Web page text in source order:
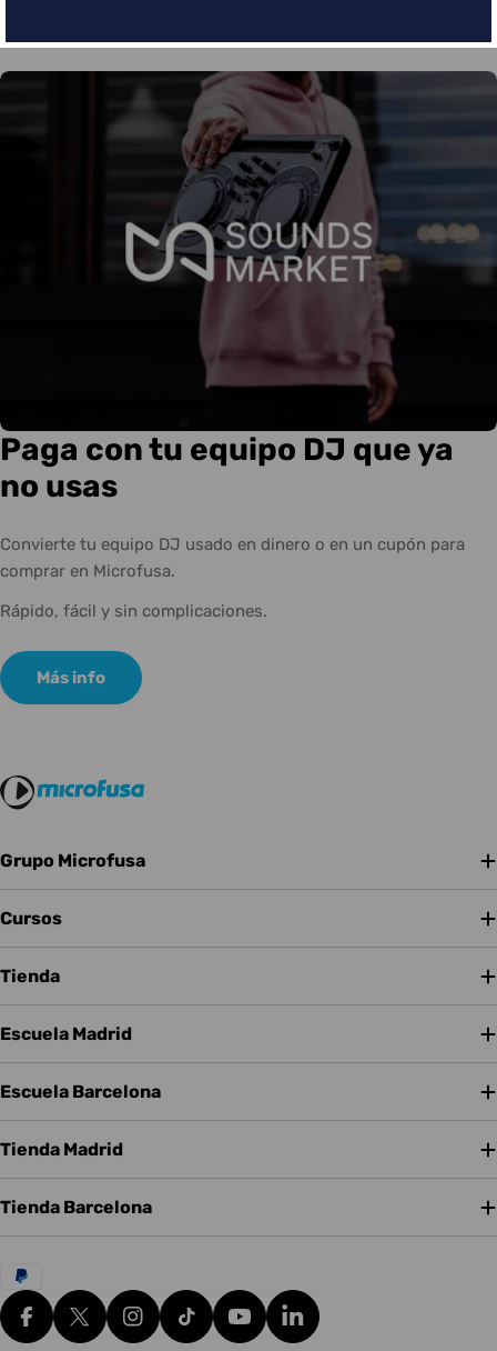
Paga con tu equipo DJ que ya
no usas
Convierte tu equipo DJ usado en dinero o en un cupón para
comprar en Microfusa.
Rápido, fácil y sin complicaciones.
Más info
Grupo Microfusa
Cursos
Tienda
Escuela Madrid
Escuela Barcelona
Tienda Madrid
Tienda Barcelona
Métodos
de
pagoFacebookX (Twitter)Instagram
tiktok YouTubeTranslation missing: